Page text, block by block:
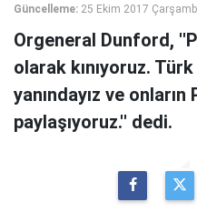
Güncelleme: 25 Ekim 2017
Orgeneral Dunford,
olarak kınıyoruz.
yanındayız ve onların
paylaşıyoruz.'' dedi.